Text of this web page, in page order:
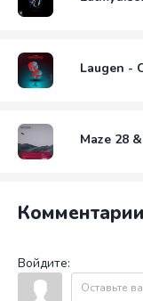
Laugen -
Maze 28
Войдите: